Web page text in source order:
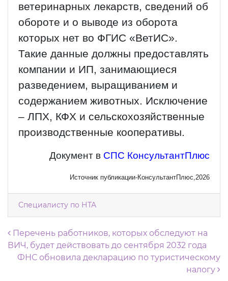
ветеринарных лекарств, сведений об
обороте и о выводе из оборота
которых нет во ФГИС «ВетИС».
Такие данные должны предоставлять
компании и ИП, занимающиеся
разведением, выращиванием и
содержанием животных. Исключение
– ЛПХ, КФХ и сельскохозяйственные
производственные кооперативы.
Документ в СПС КонсультантПлюс
Источник публикации-КонсультантПлюс,2026
Специалисту по НТА
Навигация по записям
Перечень работников, которых обследуют на
ВИЧ, будет действовать до сентября 2032 года
ФНС обновила декларацию по туристическому
налогу